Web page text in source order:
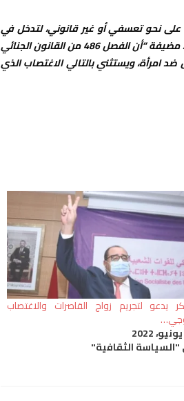
تعريض أي شخص، على نحو تعسفي أو غير قانوني، لتدخل في
خصوصياته أو شؤون أسرته أو بيته أو مراسلاته، ولا لأي حملات غير قانونية تمس شرفه أو سمعته”، مضيفة “أن الفصل 486 من القانون الجنائي
امرأة، ويستثني بالتالي الاغتصاب الذي
يدعو لتجريم زواج القاصرات والاغتصاب
الثقافية"